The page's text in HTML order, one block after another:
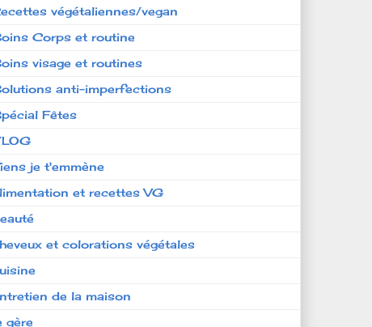
végétaliennes/vegan
Corps et routine
visage et routines
anti-imperfections
Fêtes
je t'emmène
et recettes VG
et colorations végétales
de la maison
gère